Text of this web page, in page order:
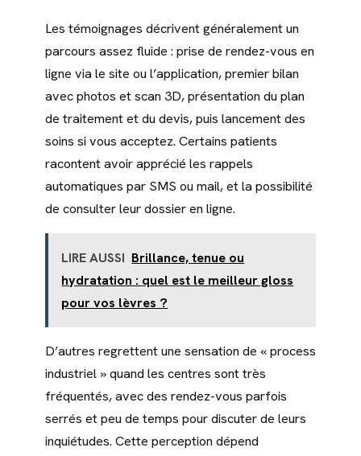
Les témoignages décrivent généralement un
parcours assez fluide : prise de rendez-vous en
ligne via le site ou l’application, premier bilan
avec photos et scan 3D, présentation du plan
de traitement et du devis, puis lancement des
soins si vous acceptez. Certains patients
racontent avoir apprécié les rappels
automatiques par SMS ou mail, et la possibilité
de consulter leur dossier en ligne.
LIRE AUSSI Brillance, tenue ou
hydratation : quel est le meilleur gloss
pour vos lèvres ?
D’autres regrettent une sensation de « process
industriel » quand les centres sont très
fréquentés, avec des rendez-vous parfois
serrés et peu de temps pour discuter de leurs
inquiétudes. Cette perception dépend